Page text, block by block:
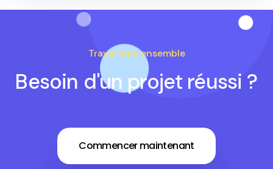
Travaillons ensemble
Besoin d'un projet réussi ?
Commencer maintenant